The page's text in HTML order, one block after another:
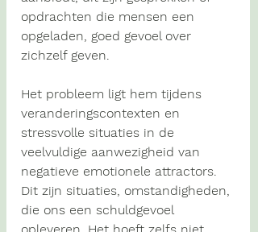
opdrachten die mensen een
opgeladen, goed gevoel over
zichzelf geven.
Het probleem ligt hem tijdens
veranderingscontexten en
stressvolle situaties in de
veelvuldige aanwezigheid van
negatieve emotionele attractors.
Dit zijn situaties, omstandigheden,
die ons een schuldgevoel